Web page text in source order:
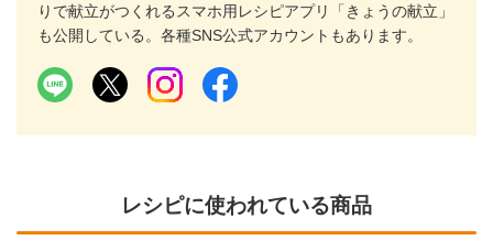
りで献立がつくれるスマホ用レシピアプリ「きょうの献立」
も公開している。各種SNS公式アカウントもあります。
レシピに使われている商品